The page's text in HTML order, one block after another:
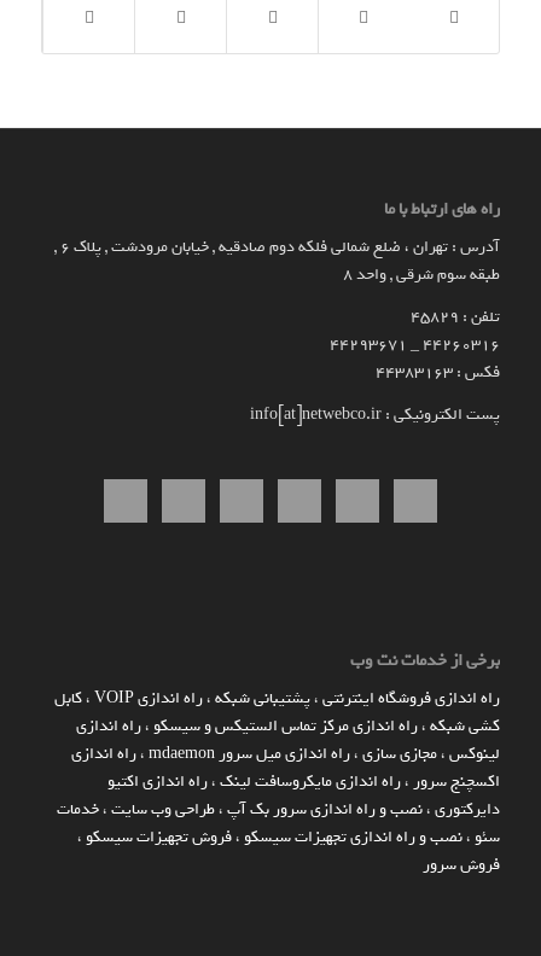
راه های ارتباط با ما
آدرس : تهران ، ضلع شمالی فلکه دوم صادقیه , خیابان مرودشت , پلاک ۶ ,
طبقه سوم شرقی , واحد ۸
تلفن : 45829
۴۴۲۶۰۳۱۶ _ 44293671
فکس : 44383163
پست الکترونیکی : info[at]netwebco.ir
برخی از خدمات نت وب
راه اندازي فروشگاه اينترنتي،پشتیبانی شبکه،راه اندازی VOIP ،کابل
کشی شبکه،راه اندازی مرکز تماس الستیکس و سیسکو ،راه اندازی
لینوکس،مجازی سازی،راه اندازی میل سرور mdaemon ،راه اندازی
اکسچنج سرور ،راه اندازی مایکروسافت لینک،راه اندازی اکتیو
دایرکتوری،نصب و راه اندازی سرور بک آپ،طراحی وب سایت،خدمات
سئو ،نصب و راه اندازی تجهیزات سیسکو ،فروش تجهیزات سیسکو ،
فروش سرور